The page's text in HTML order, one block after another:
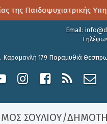
Παιδοψυχιατρικής
Email:
Καραμανλή 179 Παραμυθιά
ΣΟΥΛΙΟΥ/